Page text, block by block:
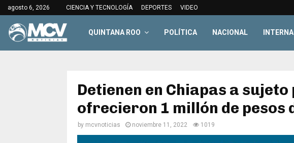
agosto 6, 2026 CIENCIA Y TECNOLOGÍA DEPORTES VIDEO
QUINTANA ROO POLÍTICA NACIONAL
Detienen en Chiapas a sujeto
ofrecieron 1 millón de pesos
by mcvnoticias noviembre 11, 2022 1019